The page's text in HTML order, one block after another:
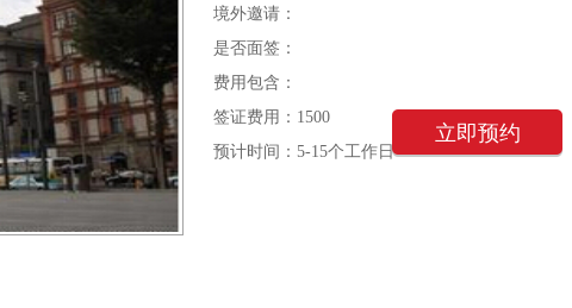
境外邀请：
是否面签：
费用包含：
签证费用：1500
预计时间：5-15个工作日
立即预约